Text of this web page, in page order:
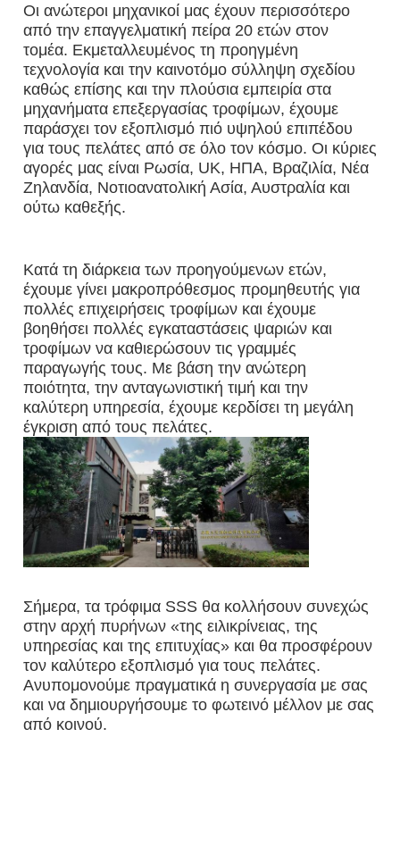
Οι ανώτεροι μηχανικοί μας έχουν περισσότερο
από την επαγγελματική πείρα 20 ετών στον
τομέα. Εκμεταλλευμένος τη προηγμένη
τεχνολογία και την καινοτόμο σύλληψη σχεδίου
καθώς επίσης και την πλούσια εμπειρία στα
μηχανήματα επεξεργασίας τροφίμων, έχουμε
παράσχει τον εξοπλισμό πιό υψηλού επιπέδου
για τους πελάτες από σε όλο τον κόσμο. Οι κύριες
αγορές μας είναι Ρωσία, UK, ΗΠΑ, Βραζιλία, Νέα
Ζηλανδία, Νοτιοανατολική Ασία, Αυστραλία και
ούτω καθεξής.
Κατά τη διάρκεια των προηγούμενων ετών,
έχουμε γίνει μακροπρόθεσμος προμηθευτής για
πολλές επιχειρήσεις τροφίμων και έχουμε
βοηθήσει πολλές εγκαταστάσεις ψαριών και
τροφίμων να καθιερώσουν τις γραμμές
παραγωγής τους. Με βάση την ανώτερη
ποιότητα, την ανταγωνιστική τιμή και την
καλύτερη υπηρεσία, έχουμε κερδίσει τη μεγάλη
έγκριση από τους πελάτες.
Σήμερα, τα τρόφιμα SSS θα κολλήσουν συνεχώς
στην αρχή πυρήνων «της ειλικρίνειας, της
υπηρεσίας και της επιτυχίας» και θα προσφέρουν
τον καλύτερο εξοπλισμό για τους πελάτες.
Ανυπομονούμε πραγματικά η συνεργασία με σας
και να δημιουργήσουμε το φωτεινό μέλλον με σας
από κοινού.